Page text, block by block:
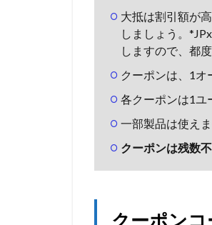
大抵は割引額が
しましょう。
しますので、都
クーポンは、1オ
各クーポンは1ユ
一部製品は使えま
クーポンは残数
クーポン